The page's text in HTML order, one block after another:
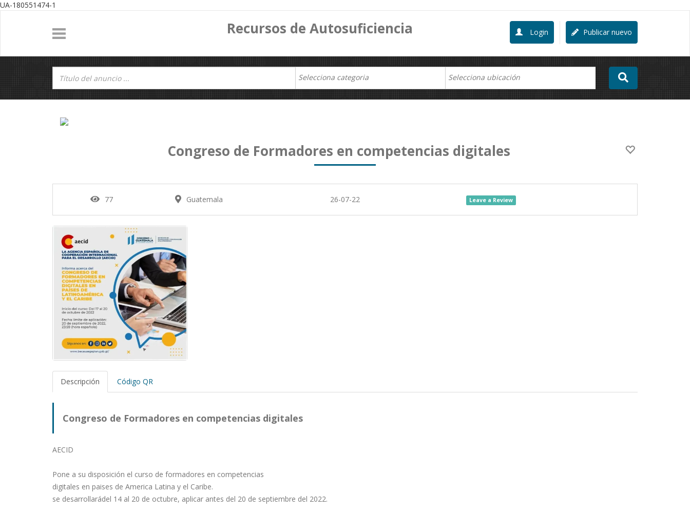
UA-180551474-1
Recursos de Autosuficiencia Publicar nuevo
Login
Congreso de Formadores en competencias digitales
77 Guatemala 26-07-22 Leave a Review
Descripción Código QR
Congreso de Formadores en competencias digitales
AECID
Pone a su disposición el curso de formadores en competencias
digitales en paises de America Latina y el Caribe.
se desarrollarádel 14 al 20 de octubre, aplicar antes del 20 de septiembre del 2022.